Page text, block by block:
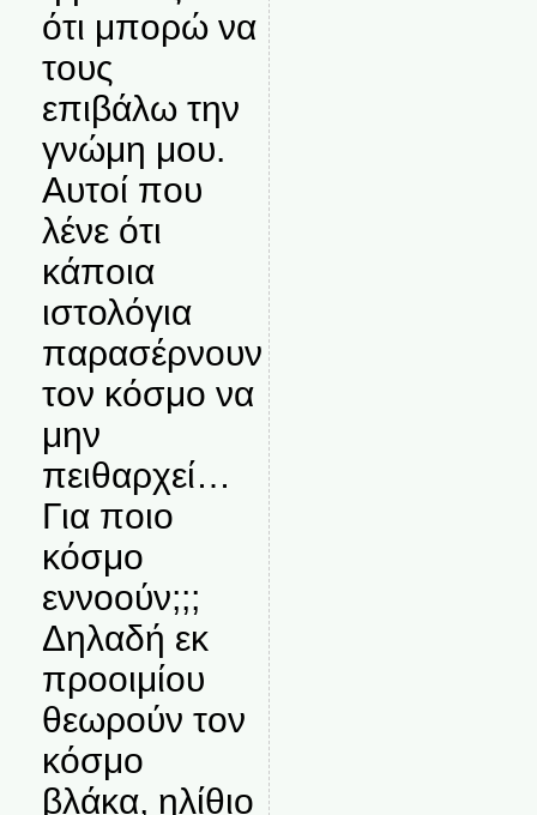
ότι μπορώ να
τους
επιβάλω την
γνώμη μου.
Αυτοί που
λένε ότι
κάποια
ιστολόγια
παρασέρνουν
τον κόσμο να
μην
πειθαρχεί…
Για ποιο
κόσμο
εννοούν;;;
Δηλαδή εκ
προοιμίου
θεωρούν τον
κόσμο
βλάκα, ηλίθιο